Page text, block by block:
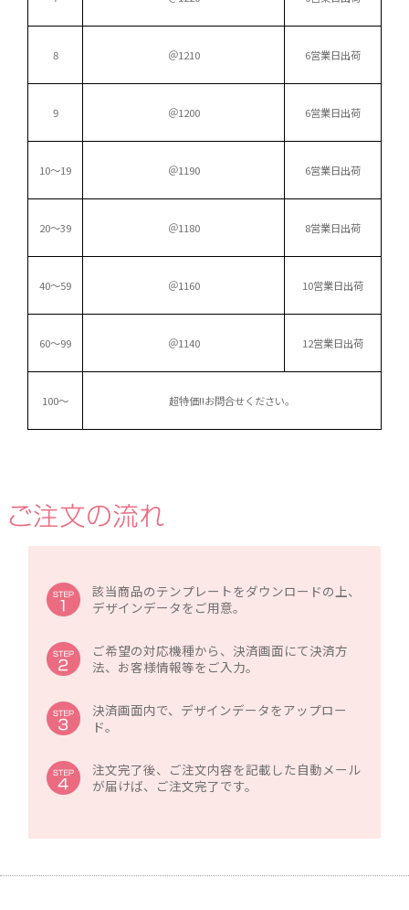
8 ＠1210 6営業日出荷
9 ＠1200 6営業日出荷
10〜19 ＠1190 6営業日出荷
20〜39 ＠1180 8営業日出荷
40〜59 ＠1160 10営業日出荷
60〜99 ＠1140 12営業日出荷
100～ 超特価!!お問合せください。
該当商品のテンプレートをダウンロードの上、
デザインデータをご用意。
ご希望の対応機種から、決済画面にて決済方
法、お客様情報等をご入力。
決済画面内で、デザインデータをアップロー
ド。
注文完了後、ご注文内容を記載した自動メール
が届けば、ご注文完了です。